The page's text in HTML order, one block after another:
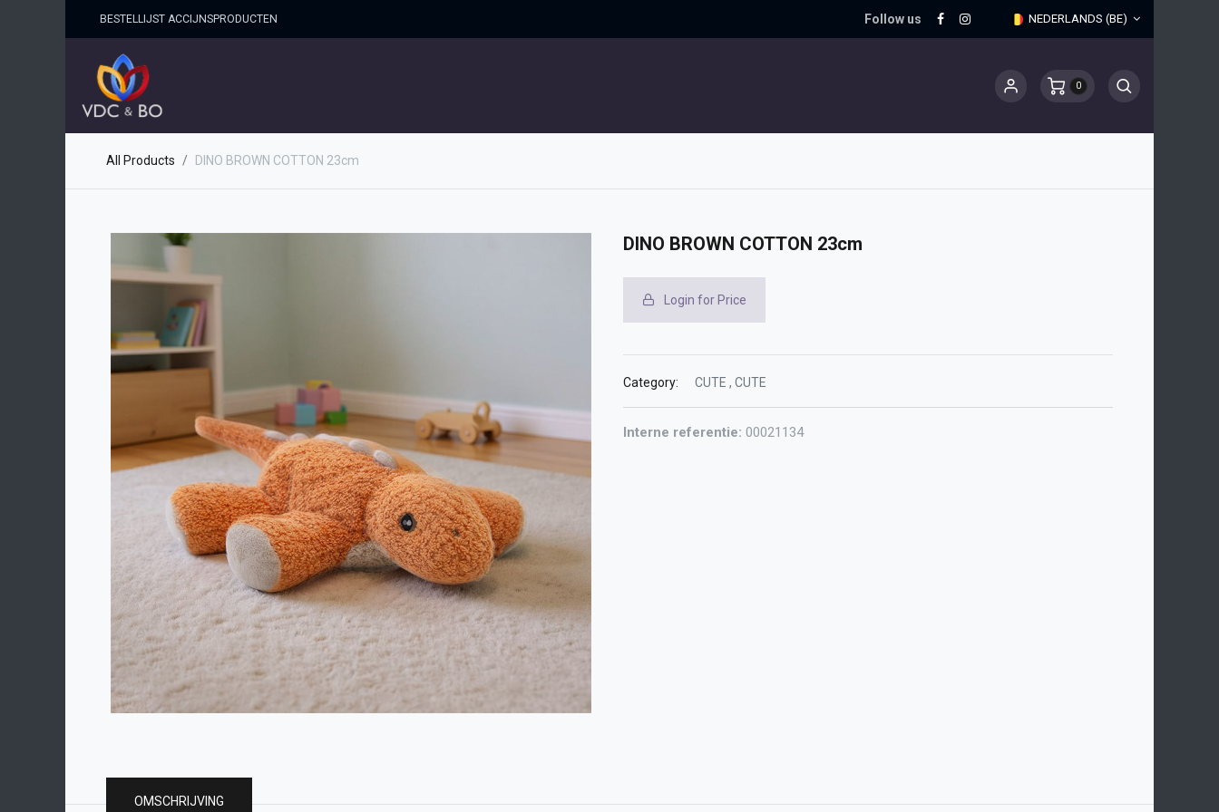
BESTELLIJST ACCIJNSPRO​DUCTEN Follow us NEDERLANDS (BE)
0
All Products DINO BROWN COTTON 23cm
DINO BROWN COTTON 23cm
Login for Price
Category: CUTE , CUTE
Interne referentie: 00021134
OMSCHRIJVING